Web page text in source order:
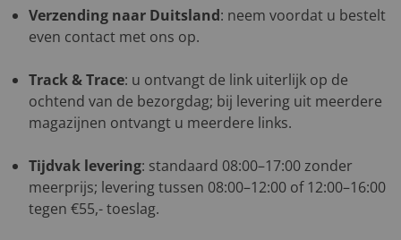
Verzending naar Duitsland: neem voordat u bestelt
even contact met ons op.
Track & Trace: u ontvangt de link uiterlijk op de
ochtend van de bezorgdag; bij levering uit meerdere
magazijnen ontvangt u meerdere links.
Tijdvak levering: standaard 08:00–17:00 zonder
meerprijs; levering tussen 08:00–12:00 of 12:00–16:00
tegen €55,- toeslag.